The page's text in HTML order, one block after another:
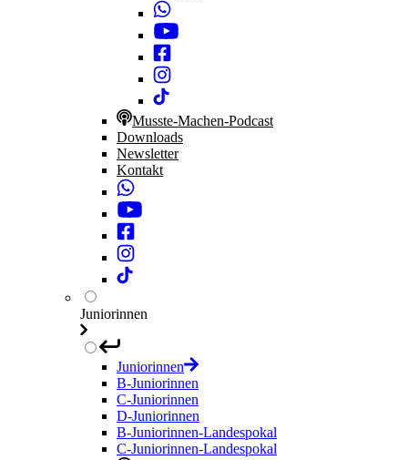
Musste-Machen-Podcast
Downloads
Newsletter
Kontakt
Juniorinnen
Juniorinnen
B-Juniorinnen
C-Juniorinnen
D-Juniorinnen
B-Juniorinnen-Landespokal
C-Juniorinnen-Landespokal